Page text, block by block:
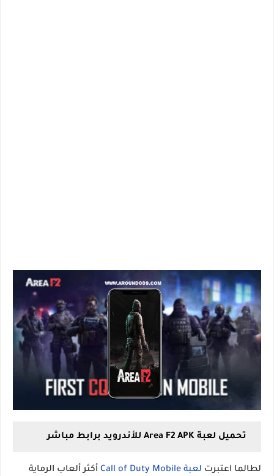
تحميل لعبة Area F2 APK للأندرويد برابط مباشر
لطالما اعتبرت لعبة Call of Duty Mobile أكثر ألعاب الرماية